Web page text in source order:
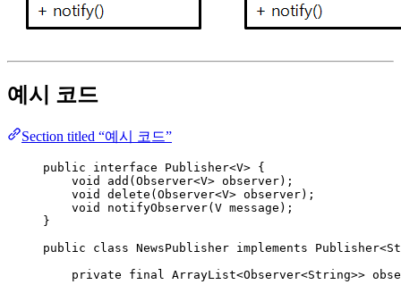
예시 코드
Section titled “예시 코드”
public interface Publisher<V> {
void
add (Observer<V> observer) ;
void
delete (Observer<V> observer) ;
void
notifyObserver(V message ) ;
}
public
class NewsPublisher implements Publisher<
private
final ArrayList<Observer<String>>